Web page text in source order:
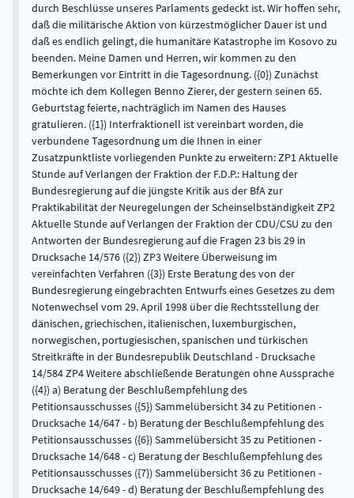
durch Beschlüsse unseres Parlaments gedeckt ist. Wir hoffen sehr,
daß die militärische Aktion von kürzestmöglicher Dauer ist und
daß es endlich gelingt, die humanitäre Katastrophe im Kosovo zu
beenden. Meine Damen und Herren, wir kommen zu den
Bemerkungen vor Eintritt in die Tagesordnung. ({0}) Zunächst
möchte ich dem Kollegen Benno Zierer, der gestern seinen 65.
Geburtstag feierte, nachträglich im Namen des Hauses
gratulieren. ({1}) Interfraktionell ist vereinbart worden, die
verbundene Tagesordnung um die Ihnen in einer
Zusatzpunktliste vorliegenden Punkte zu erweitern: ZP1 Aktuelle
Stunde auf Verlangen der Fraktion der F.D.P.: Haltung der
Bundesregierung auf die jüngste Kritik aus der BfA zur
Praktikabilität der Neuregelungen der Scheinselbständigkeit ZP2
Aktuelle Stunde auf Verlangen der Fraktion der CDU/CSU zu den
Antworten der Bundesregierung auf die Fragen 23 bis 29 in
Drucksache 14/576 ({2}) ZP3 Weitere Überweisung im
vereinfachten Verfahren ({3}) Erste Beratung des von der
Bundesregierung eingebrachten Entwurfs eines Gesetzes zu dem
Notenwechsel vom 29. April 1998 über die Rechtsstellung der
dänischen, griechischen, italienischen, luxemburgischen,
norwegischen, portugiesischen, spanischen und türkischen
Streitkräfte in der Bundesrepublik Deutschland - Drucksache
14/584 ZP4 Weitere abschließende Beratungen ohne Aussprache
({4}) a) Beratung der Beschlußempfehlung des
Petitionsausschusses ({5}) Sammelübersicht 34 zu Petitionen -
Drucksache 14/647 - b) Beratung der Beschlußempfehlung des
Petitionsausschusses ({6}) Sammelübersicht 35 zu Petitionen -
Drucksache 14/648 - c) Beratung der Beschlußempfehlung des
Petitionsausschusses ({7}) Sammelübersicht 36 zu Petitionen -
Drucksache 14/649 - d) Beratung der Beschlußempfehlung des